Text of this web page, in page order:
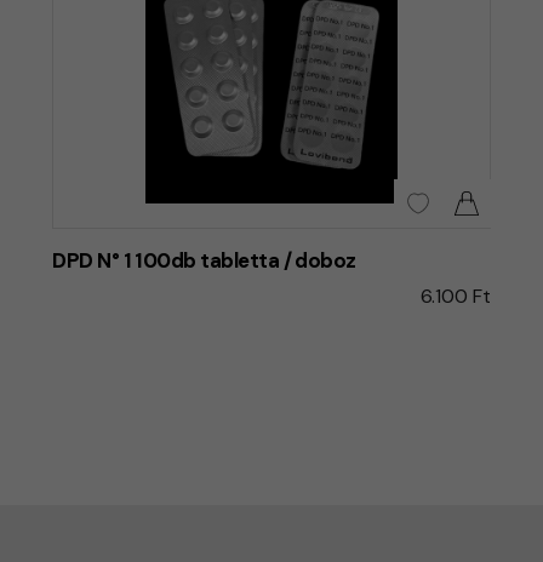
DPD N° 1 100db tabletta / doboz
6.100 Ft